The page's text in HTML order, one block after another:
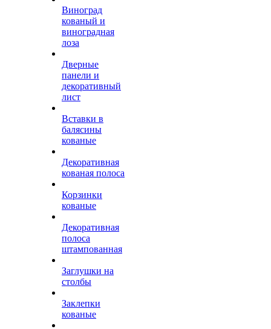
Виноград
кованый и
виноградная
лоза
Дверные
панели и
декоративный
лист
Вставки в
балясины
кованые
Декоративная
кованая полоса
Корзинки
кованые
Декоративная
полоса
штампованная
Заглушки на
столбы
Заклепки
кованые